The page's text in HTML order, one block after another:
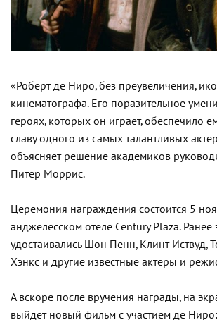
«Роберт де Ниро, без преувеличения,
кинематографа. Его поразительное
героях, которых он играет, обеспечило
славу одного из самых талантливых
объясняет решение академиков
Питер Моррис.
Церемония награждения состоится 5
анджелесском отеле Century Plaza. Ранее
удостаивались Шон Пенн, Клинт Иствуд,
Хэнкс и другие известные актеры и
А вскоре после вручения награды, на
выйдет новый фильм с участием де